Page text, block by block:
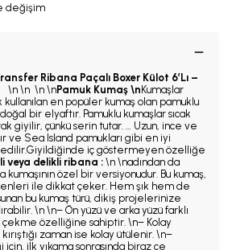
değişim
Ribana Paçalı Boxer Külot 6’Lı –
\n \n \n \nPamuk Kumaş \n Kumaşlar
en popüler kumaş olan pamuklu
bir elyaftır. Pamuklu kumaşlar sıcak
giyilir, çünkü serin tutar. … Uzun, ince ve
ve Sea Island pamukları gibi en iyi
iç göstermeyen özelliğe
veya delikli ribana : \n \nadından da
kumaşının özel bir versiyonudur. Bu kumaş,
ile dikkat çeker. Hem şık hem de
bu kumaş türü, dikiş projelerinize
\n \n– Ön yüzü ve arka yüzü farklı
çekme özelliğine sahiptir. \n– Kolay
zaman ise kolay ütülenir. \n–
ilk yıkama sonrasında biraz çe